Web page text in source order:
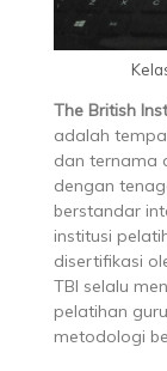
The British
adalah
dan ternama
dengan
berstandar
institusi
disertifikasi
TBI selalu
pelatihan
metodologi